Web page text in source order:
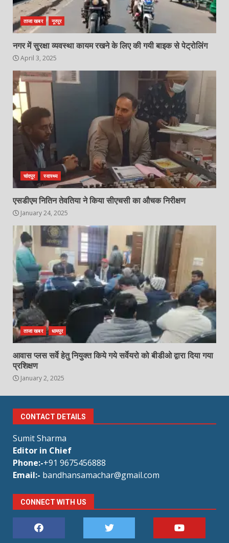
ताजा खबर नूरपुर
नगर में सुरक्षा व्यवस्था कायम रखने के लिए की गयी बाइक से पेट्रोलिंग
April 3, 2025
चांदपुर स्वास्थ्य
एसडीएम नितिन तेवतिया ने किया सीएचसी का औचक निरीक्षण
January 24, 2025
ताजा खबर धामपुर
आवास प्लस सर्वे हेतु नियुक्त किये गये सर्वेयरो को बीडीओ द्वारा दिया गया
प्रशिक्षण
January 2, 2025
CONTACT DETAILS
Sumit Sharma
Editor in Chief
Phone:-+91 9675456888
Email:- bandhansamachar@gmail.com
CONNECT WITH US